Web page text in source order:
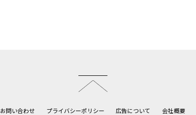
お問い合わせ プライバシーポリシー 広告について 会社概要